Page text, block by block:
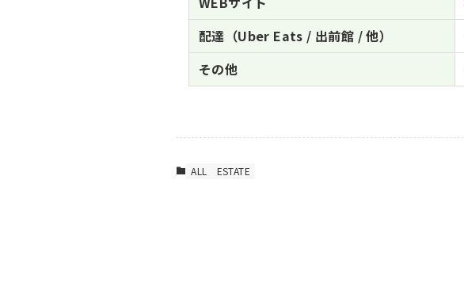
配達（Uber Eats / 出前館 / 他）
その他
ALL ESTATE